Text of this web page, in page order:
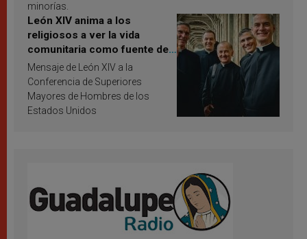
minorías.
León XIV anima a los
religiosos a ver la vida
comunitaria como fuente de
inspiración y santificación
Mensaje de León XIV a la
Conferencia de Superiores
Mayores de Hombres de los
Estados Unidos